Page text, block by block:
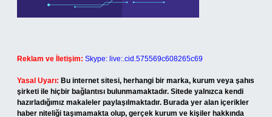
Reklam ve İletişim: Skype: live:.cid.575569c608265c69
Yasal Uyarı: Bu internet sitesi, herhangi bir marka, kurum veya şahıs
şirketi ile hiçbir bağlantısı bulunmamaktadır. Sitede yalnızca kendi
hazırladığımız makaleler paylaşılmaktadır. Burada yer alan içerikler
haber niteliği taşımamakta olup, gerçek kurum ve kişiler hakkında